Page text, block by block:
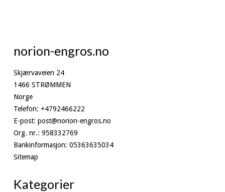
norion-engros.no
Skjærvaveien 24
1466 STRØMMEN
Norge
Telefon: +4792466222
E-post: post@norion-engros.no
Org. nr.: 958332769
Bankinformasjon: 05363635034
Sitemap
Kategorier